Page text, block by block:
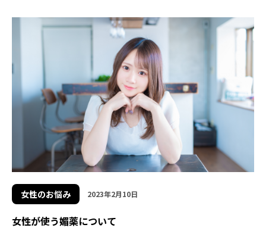
女性のお悩み 2023年2月10日
女性が使う媚薬について